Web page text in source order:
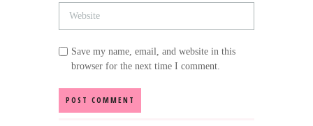
Save my name, email, and website in this
browser for the next time I comment.